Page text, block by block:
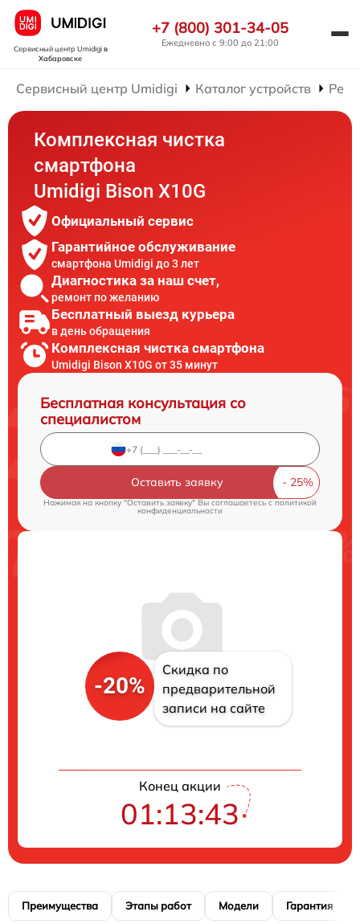
Сервисный центр Umidigiв
Хабаровске
+7 (800) 301-34-05
Ежедневно с 9:00 до 21:00
Сервисный центр Umidigi Каталог устройств
Комплексная чистка
смартфона
Umidigi Bison X10G
Официальный сервис
Гарантийное обслуживание
смартфона Umidigi до 3 лет
Диагностика за наш счет,
ремонт по желанию
Бесплатный выезд курьера
в день обращения
Комплексная чистка смартфона
Umidigi Bison X10G от 35 минут
Бесплатная консультация со
специалистом
Оставить заявку
Нажимая на кнопку "Оставить заявку" Вы соглашаетесь c политикой
конфиденциальности
-20%
Скидка по
предварительной
записи на сайте
Конец акции
01:13:42
Преимущества Этапы работ Модели Гарантия